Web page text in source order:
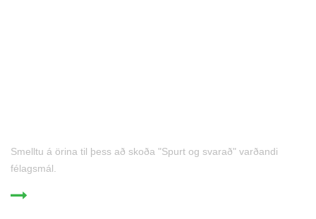
Smelltu á örina til þess að skoða "Spurt og svarað" varðandi
félagsmál.